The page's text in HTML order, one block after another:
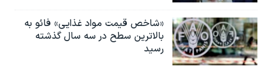
«شاخص قیمت مواد غذایی» فائو به
بالاترین سطح در سه سال گذشته
رسید